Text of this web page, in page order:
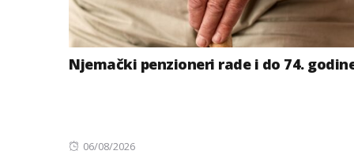
Njemački penzioneri rade i do 74.
Posted
06/08/2026